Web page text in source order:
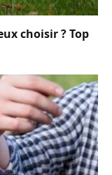
choisir ? Top